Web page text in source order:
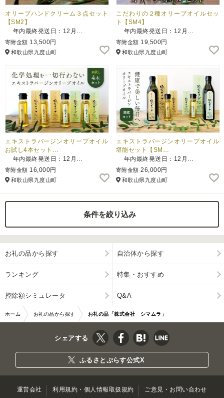
オリーブハンドクリーム３点セット
【SM2】
年内最終発送日：12月…
寄附金額 13,500円
和歌山県九度山町
こだわりの２種オリーブオイルセッ
ト【SM4】
年内最終発送日：12月…
寄附金額 19,500円
和歌山県九度山町
エキストラバージンオリーブオイル
お試し4本セット…
年内最終発送日：12月…
寄附金額 16,000円
和歌山県九度山町
エキストラバージンオリーブオイル
堪能セット【SM…
年内最終発送日：12月…
寄附金額 26,000円
和歌山県九度山町
条件を絞り込み
お礼の品から探す 自治体から探す
ランキング 特集・おすすめ
控除額シミュレータ Q&A
ホーム お礼の品から探す お礼の品「株式会社 シマムラ」
シェアする
ふるさとぷらす公式X
運営会社 利用規約・個人情報取扱規約 ご意見・お問い合わせ